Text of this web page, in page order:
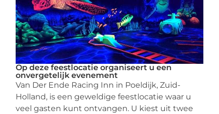
Op deze feestlocatie organiseert u een
onvergetelijk evenement
Van Der Ende Racing Inn in Poeldijk, Zuid-
Holland, is een geweldige feestlocatie waar u
veel gasten kunt ontvangen. U kiest uit twee